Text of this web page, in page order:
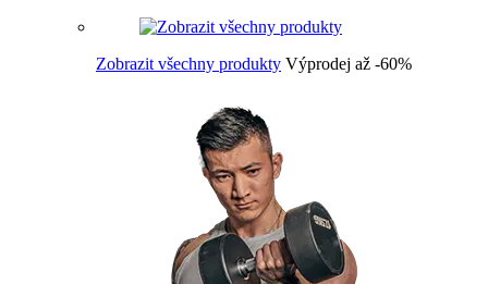
Zobrazit všechny produkty Výprodej až -60%